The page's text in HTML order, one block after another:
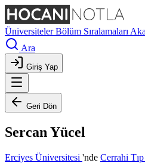
ÜniversitelerBölüm Sıralamaları
Ara
Giriş Yap
Geri Dön
Sercan Yücel
Erciyes Üniversitesi 'nde Cerrahi